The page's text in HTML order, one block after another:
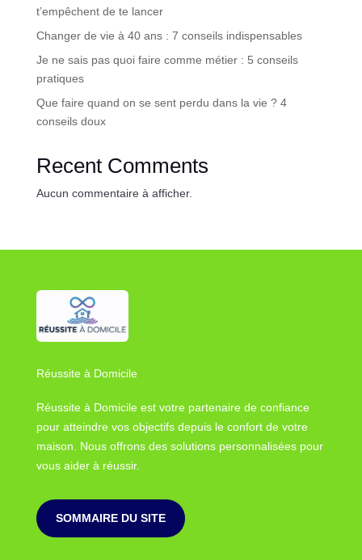
t’empêchent de te lancer
Changer de vie à 40 ans : 7 conseils indispensables
Je ne sais pas quoi faire comme métier : 5 conseils
pratiques
Que faire quand on se sent perdu dans la vie ? 4
conseils doux
Recent Comments
Aucun commentaire à afficher.
Réussite à Domicile
Réussite à Domicile est votre partenaire de confiance
pour atteindre vos objectifs depuis le confort de votre
maison. Nous offrons des solutions personnalisées pour
vous aider à réussir.
SOMMAIRE DU SITE